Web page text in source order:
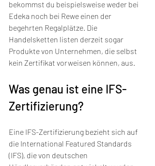
bekommst du beispielsweise weder bei
Edeka noch bei Rewe einen der
begehrten Regalplätze. Die
Handelsketten listen derzeit sogar
Produkte von Unternehmen, die selbst
kein Zertifikat vorweisen können, aus.
Was genau ist eine IFS-
Zertifizierung?
Eine IFS-Zertifizierung bezieht sich auf
die International Featured Standards
(IFS), die von deutschen